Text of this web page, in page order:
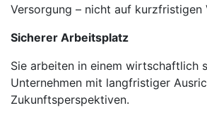
Versorgung – nicht auf kurzfristigen
Sicherer Arbeitsplatz
Sie arbeiten in einem wirtschaftlich
Unternehmen mit langfristiger
Zukunftsperspektiven.